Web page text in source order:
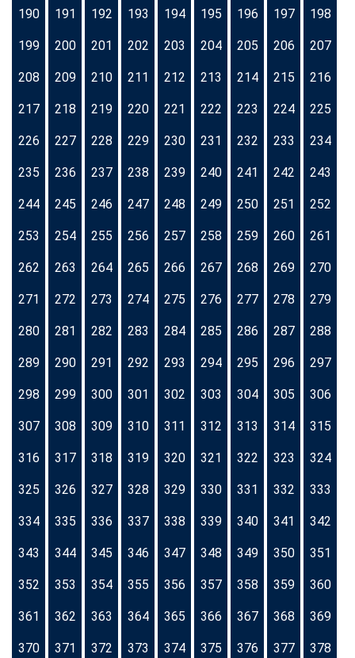
190 191 192 193 194 195 196 197 198
199 200 201 202 203 204 205 206 207
208 209 210 211 212 213 214 215 216
217 218 219 220 221 222 223 224 225
226 227 228 229 230 231 232 233 234
235 236 237 238 239 240 241 242 243
244 245 246 247 248 249 250 251 252
253 254 255 256 257 258 259 260 261
262 263 264 265 266 267 268 269 270
271 272 273 274 275 276 277 278 279
280 281 282 283 284 285 286 287 288
289 290 291 292 293 294 295 296 297
298 299 300 301 302 303 304 305 306
307 308 309 310 311 312 313 314 315
316 317 318 319 320 321 322 323 324
325 326 327 328 329 330 331 332 333
334 335 336 337 338 339 340 341 342
343 344 345 346 347 348 349 350 351
352 353 354 355 356 357 358 359 360
361 362 363 364 365 366 367 368 369
370 371 372 373 374 375 376 377 378